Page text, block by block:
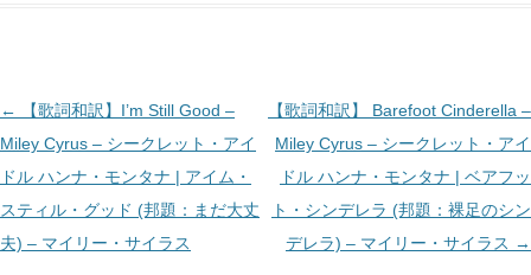
投
稿
ナ
ビ
ゲ
←
【歌詞和訳】I’m Still Good –
Miley Cyrus – シークレット・アイ
ドル ハンナ・モンタナ | アイム・
スティル・グッド (邦題：まだ大丈
夫) – マイリー・サイラス
【歌詞和訳】 Barefoot Cinderella –
Miley Cyrus – シークレット・アイ
ドル ハンナ・モンタナ | ベアフッ
ト・シンデレラ (邦題：裸足のシン
デレラ) – マイリー・サイラス →